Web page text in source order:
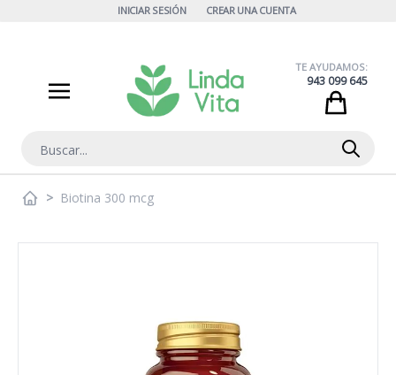
INICIAR SESIÓN CREAR UNA CUENTA
Buscar
TE AYUDAMOS:
943 099 645
> Biotina 300 mcg